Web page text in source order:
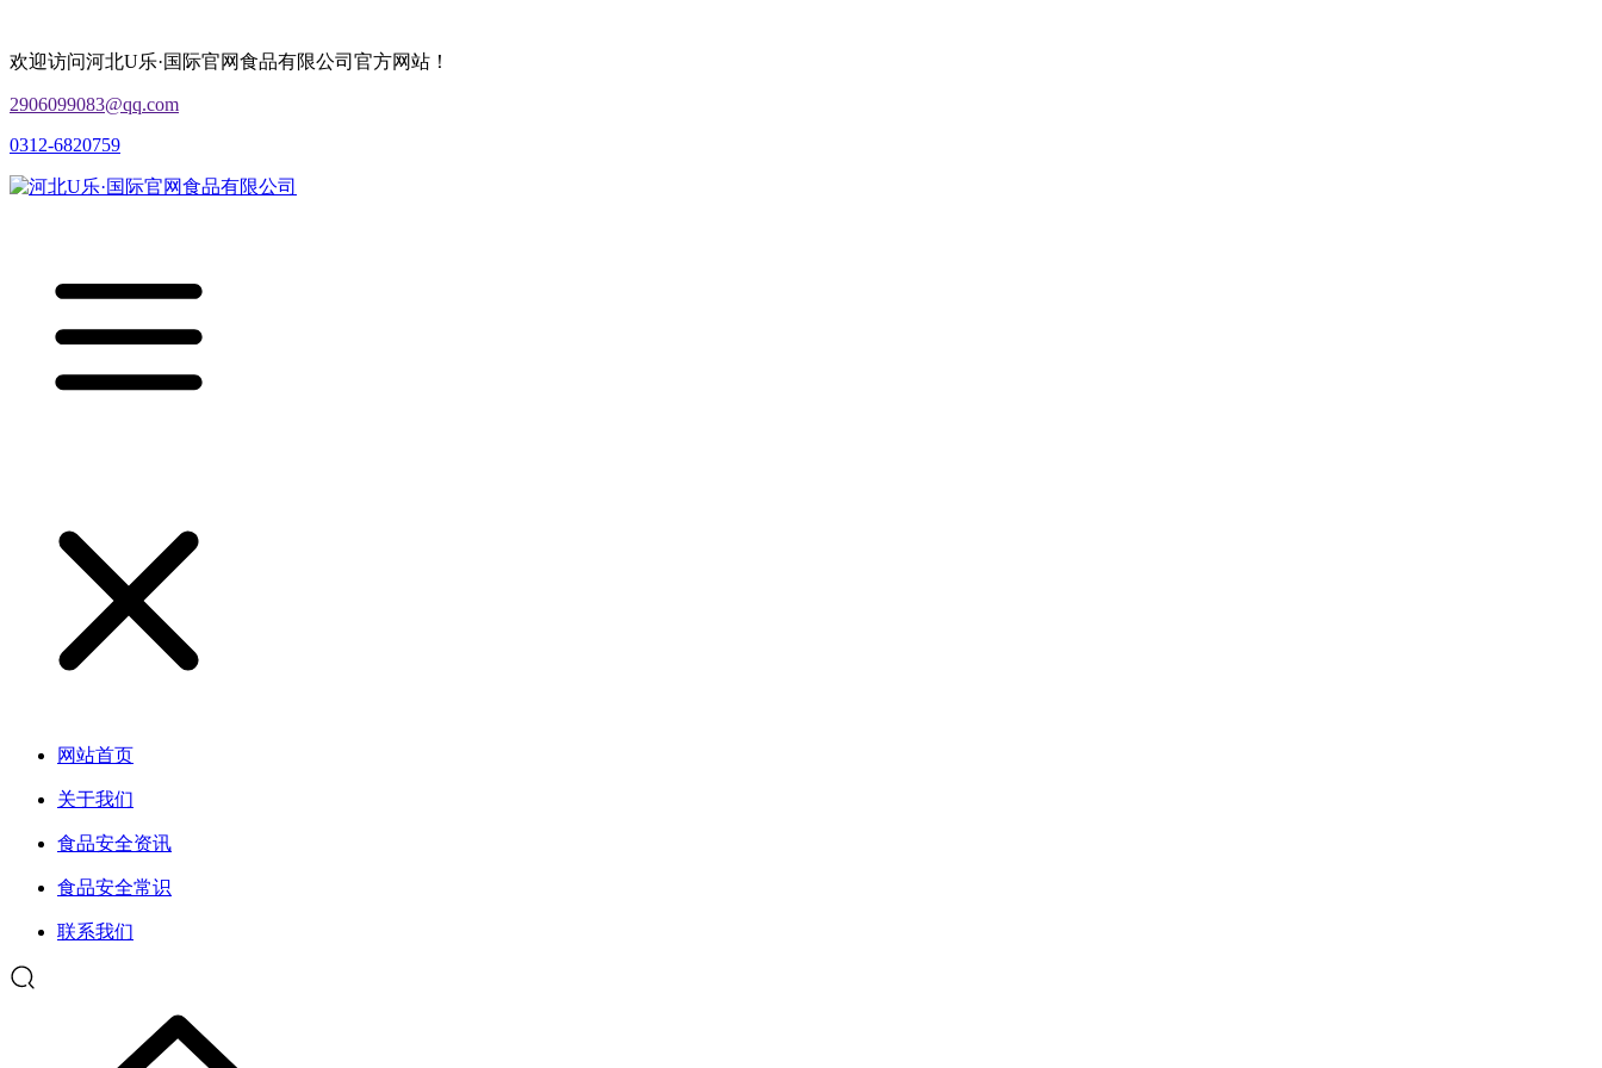
欢迎访问河北U乐·国际官网食品有限公司官方网站！
2906099083@qq.com
0312-6820759
网站首页
关于我们
食品安全资讯
食品安全常识
联系我们